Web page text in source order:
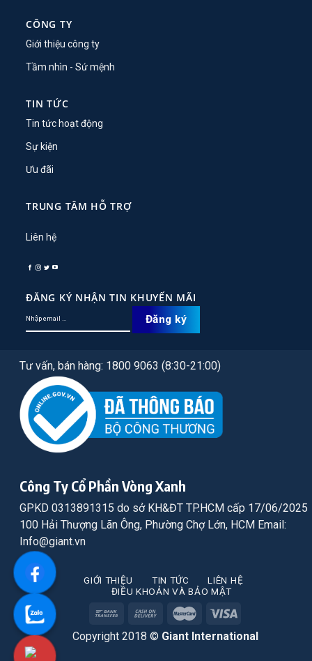
CÔNG TY
Giới thiệu công ty
Tầm nhìn - Sứ mệnh
TIN TỨC
Tin tức hoạt động
Sự kiện
Ưu đãi
TRUNG TÂM HỖ TRỢ
Liên hệ
ĐĂNG KÝ NHẬN TIN KHUYẾN MÃI
Tư vấn, bán hàng: 1800 9063 (8:30-21:00)
Công Ty Cổ Phần Vòng Xanh
GPKD 0313891315 do sở KH&ĐT TP.HCM cấp 17/06/2025
100 Hải Thượng Lãn Ông, Phường Chợ Lớn, HCM Email:
Info@giant.vn
GIỚI THIỆU TIN TỨC
LIÊN HỆ
ĐIỀU KHOẢN VÀ BẢO MẬT
Copyright 2018 © Giant International